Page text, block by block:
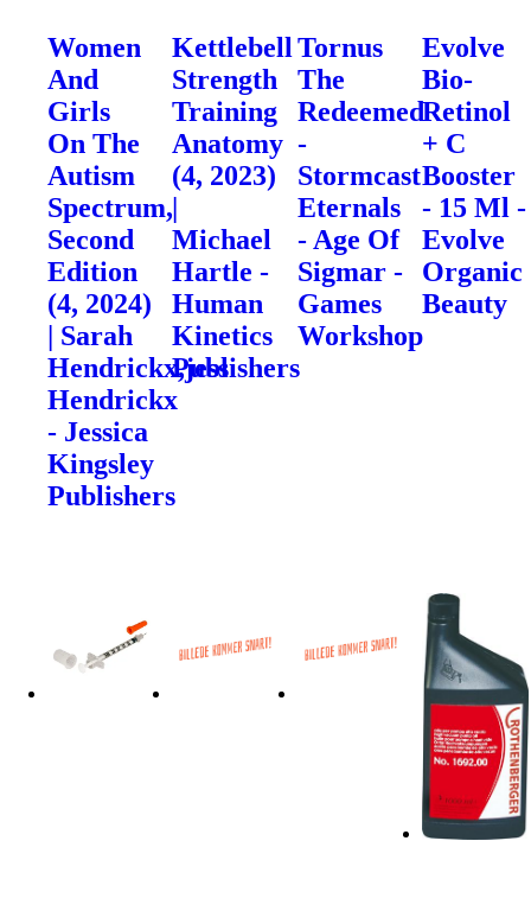
Women
And
Girls
On The
Autism
Spectrum,
Second
Edition
(4, 2024)
| Sarah
Hendrickx,jess
Hendrickx
- Jessica
Kingsley
Publishers
Kettlebell
Strength
Training
Anatomy
(4, 2023)
Michael
Hartle -
Human
Kinetics
Publishers
Tornus
The
Redeemed
-
Stormcast
Eternals
- Age Of
Sigmar -
Games
Workshop
Evolve
Bio-
Retinol
+ C
Booster
- 15 Ml -
Evolve
Organic
Beauty